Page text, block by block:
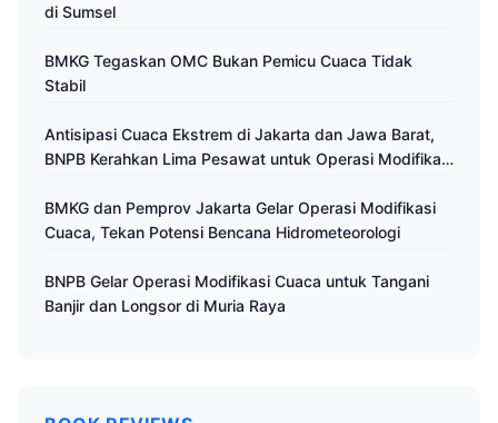
di Sumsel
BMKG Tegaskan OMC Bukan Pemicu Cuaca Tidak
Stabil
Antisipasi Cuaca Ekstrem di Jakarta dan Jawa Barat,
BNPB Kerahkan Lima Pesawat untuk Operasi Modifikasi
BMKG dan Pemprov Jakarta Gelar Operasi Modifikasi
Cuaca, Tekan Potensi Bencana Hidrometeorologi
BNPB Gelar Operasi Modifikasi Cuaca untuk Tangani
Banjir dan Longsor di Muria Raya